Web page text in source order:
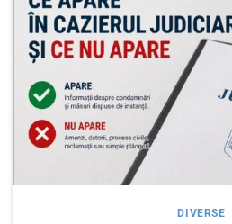
DIVERSE